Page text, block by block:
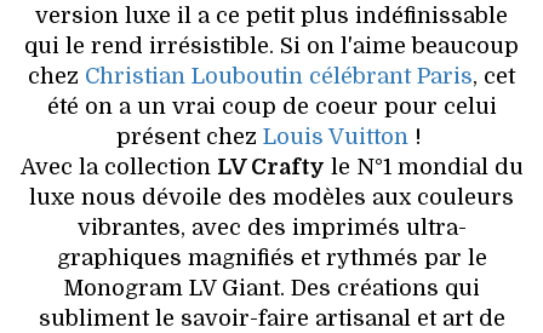
version luxe il a ce petit plus indéfinissable
qui le rend irrésistible. Si on l'aime beaucoup
chez Christian Louboutin célébrant Paris, cet
été on a un vrai coup de coeur pour celui
présent chez Louis Vuitton!
Avec la collection LV Crafty le N°1 mondial du
luxe nous dévoile des modèles aux couleurs
vibrantes, avec des imprimés ultra-
graphiques magnifiés et rythmés par le
Monogram LV Giant. Des créations qui
subliment le savoir-faire artisanal et art de